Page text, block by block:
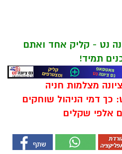
נט - קליק אחד ואתם
תמיד!
מצלמות חניה
דמי הניהול שוחקים
אלפי שקלים